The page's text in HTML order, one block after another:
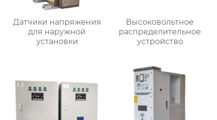
Датчики напряжения
для наружной
установки
Высоковольтное
распределительное
устройство